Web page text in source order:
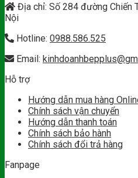
Địa chỉ: Số 284 đường Chiến
Nội
Hotline: 0988.586.525
Email:
Hỗ trợ
Hướng dẫn mua hàng
Chính sách vận chuyển
Hướng dẫn thanh toán
Chính sách bảo hành
Chính sách đổi trả hàng
Fanpage